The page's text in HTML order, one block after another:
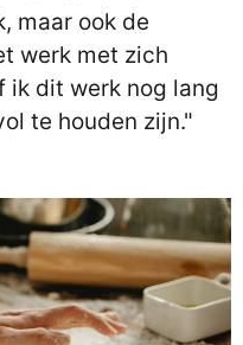
maar ook de
werk met zich
dit werk nog lang
te houden zijn."